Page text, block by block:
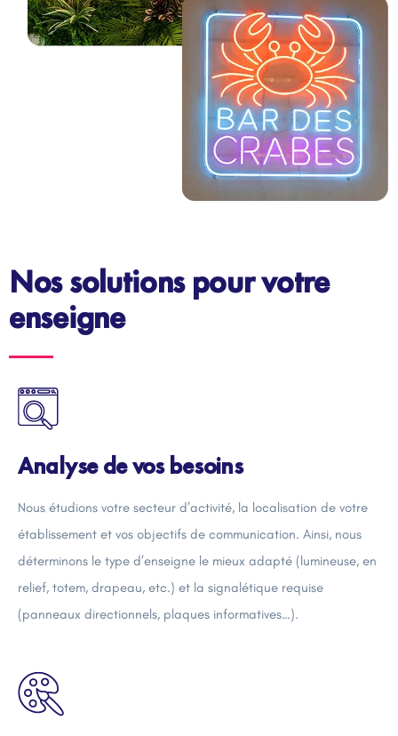
Nos solutions pour votre
enseigne
Analyse de vos besoins
Nous étudions votre secteur d’activité, la localisation de votre
établissement et vos objectifs de communication. Ainsi, nous
déterminons le type d’enseigne le mieux adapté (lumineuse, en
relief, totem, drapeau, etc.) et la signalétique requise
(panneaux directionnels, plaques informatives…).